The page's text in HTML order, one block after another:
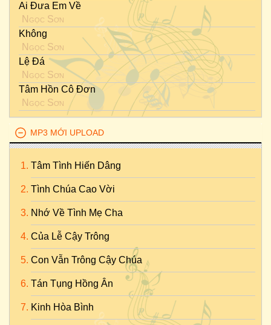
Ai Đưa Em Về
Ngọc Sơn
Không
Ngọc Sơn
Lệ Đá
Ngọc Sơn
Tâm Hồn Cô Đơn
Ngọc Sơn
MP3 MỚI UPLOAD
Tâm Tình Hiến Dâng
Tình Chúa Cao Vời
Nhớ Về Tình Mẹ Cha
Của Lễ Cậy Trông
Con Vẫn Trông Cậy Chúa
Tán Tụng Hồng Ân
Kinh Hòa Bình